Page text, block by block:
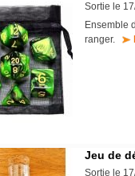
Sortie le
Ensemble
ranger.
Jeu de
Sortie le